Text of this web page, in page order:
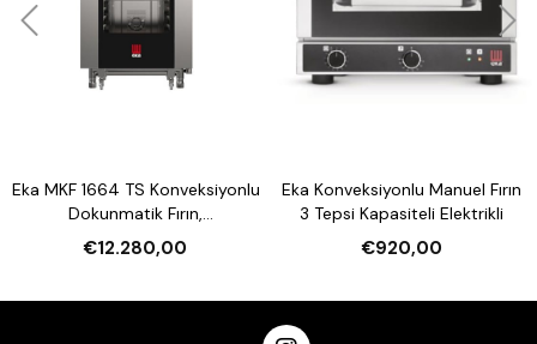
Eka MKF 1664 TS Konveksiyonlu
Dokunmatik Fırın,
Nemlendirmeli 16 Tepsi
Kapasiteli Elektrikli
€12.280,00
Eka Konveksiyonlu Manuel Fırın
3 Tepsi Kapasiteli Elektrikli
€920,00